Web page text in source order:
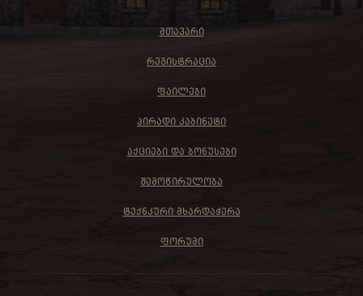
ᲛᲗᲐᲕᲐᲠᲘ
ᲠᲔᲒᲘᲡᲢᲠᲐᲪᲘᲐ
ᲤᲐᲘᲚᲔᲑᲘ
ᲞᲘᲠᲐᲓᲘ ᲙᲐᲑᲘᲜᲔᲢᲘ
ᲐᲥᲪᲘᲔᲑᲘ ᲓᲐ ᲑᲝᲜᲣᲡᲔᲑᲘ
ᲨᲔᲛᲝᲬᲘᲠᲣᲚᲝᲑᲐ
ᲢᲔᲥᲜᲙᲣᲠᲘ ᲛᲮᲐᲠᲓᲐᲭᲔᲠᲐ
ᲤᲝᲠᲣᲛᲘ